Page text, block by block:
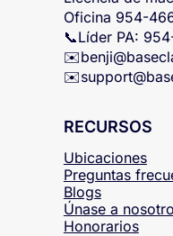
Oficina 954-
📞Líder PA:
✉️
✉️
RECURSOS
Ubicaciones
Preguntas
Honorarios
Blogs
Únase a